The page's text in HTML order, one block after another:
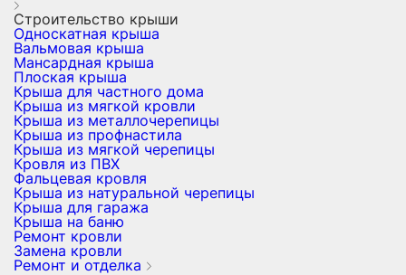
Строительство крыши
Односкатная крыша
Вальмовая крыша
Мансардная крыша
Плоская крыша
Крыша для частного дома
Крыша из мягкой кровли
Крыша из металлочерепицы
Крыша из профнастила
Крыша из мягкой черепицы
Кровля из ПВХ
Фальцевая кровля
Крыша из натуральной черепицы
Крыша для гаража
Крыша на баню
Ремонт кровли
Замена кровли
Ремонт и отделка